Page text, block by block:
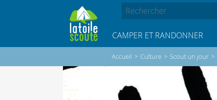
CAMPER ET RANDONNER
Accueil > Culture > Scout un jour >